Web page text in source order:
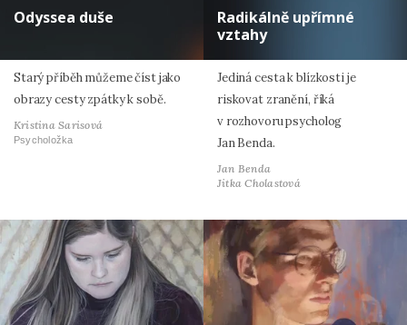
Odyssea duše
Starý příběh můžeme číst jako
obrazy cesty zpátky k sobě.
Kristina Sarisová
Psycholožka
Radikálně upřímné
vztahy
Jediná cesta k blízkosti je
riskovat zranění, říká
v rozhovoru psycholog
Jan Benda.
Jan Benda
Jitka Cholastová